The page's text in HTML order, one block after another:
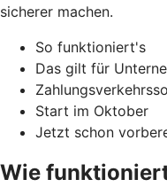
sicherer machen.
So funktioniert's
Das gilt für
Start im Oktober
Jetzt schon
Wie